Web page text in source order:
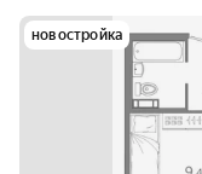
новостройка